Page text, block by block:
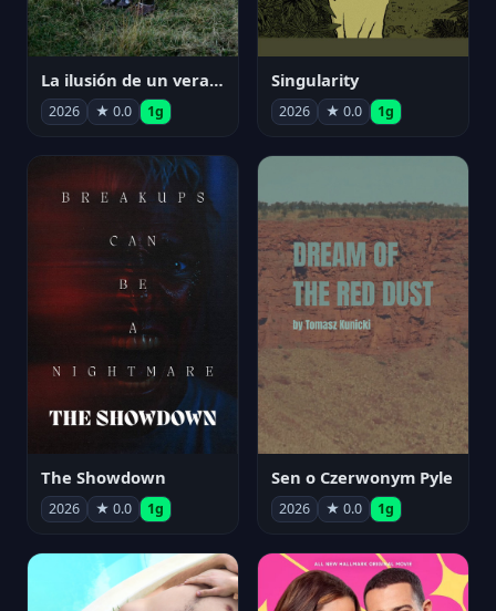
La ilusión de un verano sin fin
2026 ★ 0.0 1g
Singularity
2026 ★ 0.0 1g
The Showdown
2026 ★ 0.0 1g
Sen o Czerwonym Pyle
2026 ★ 0.0 1g